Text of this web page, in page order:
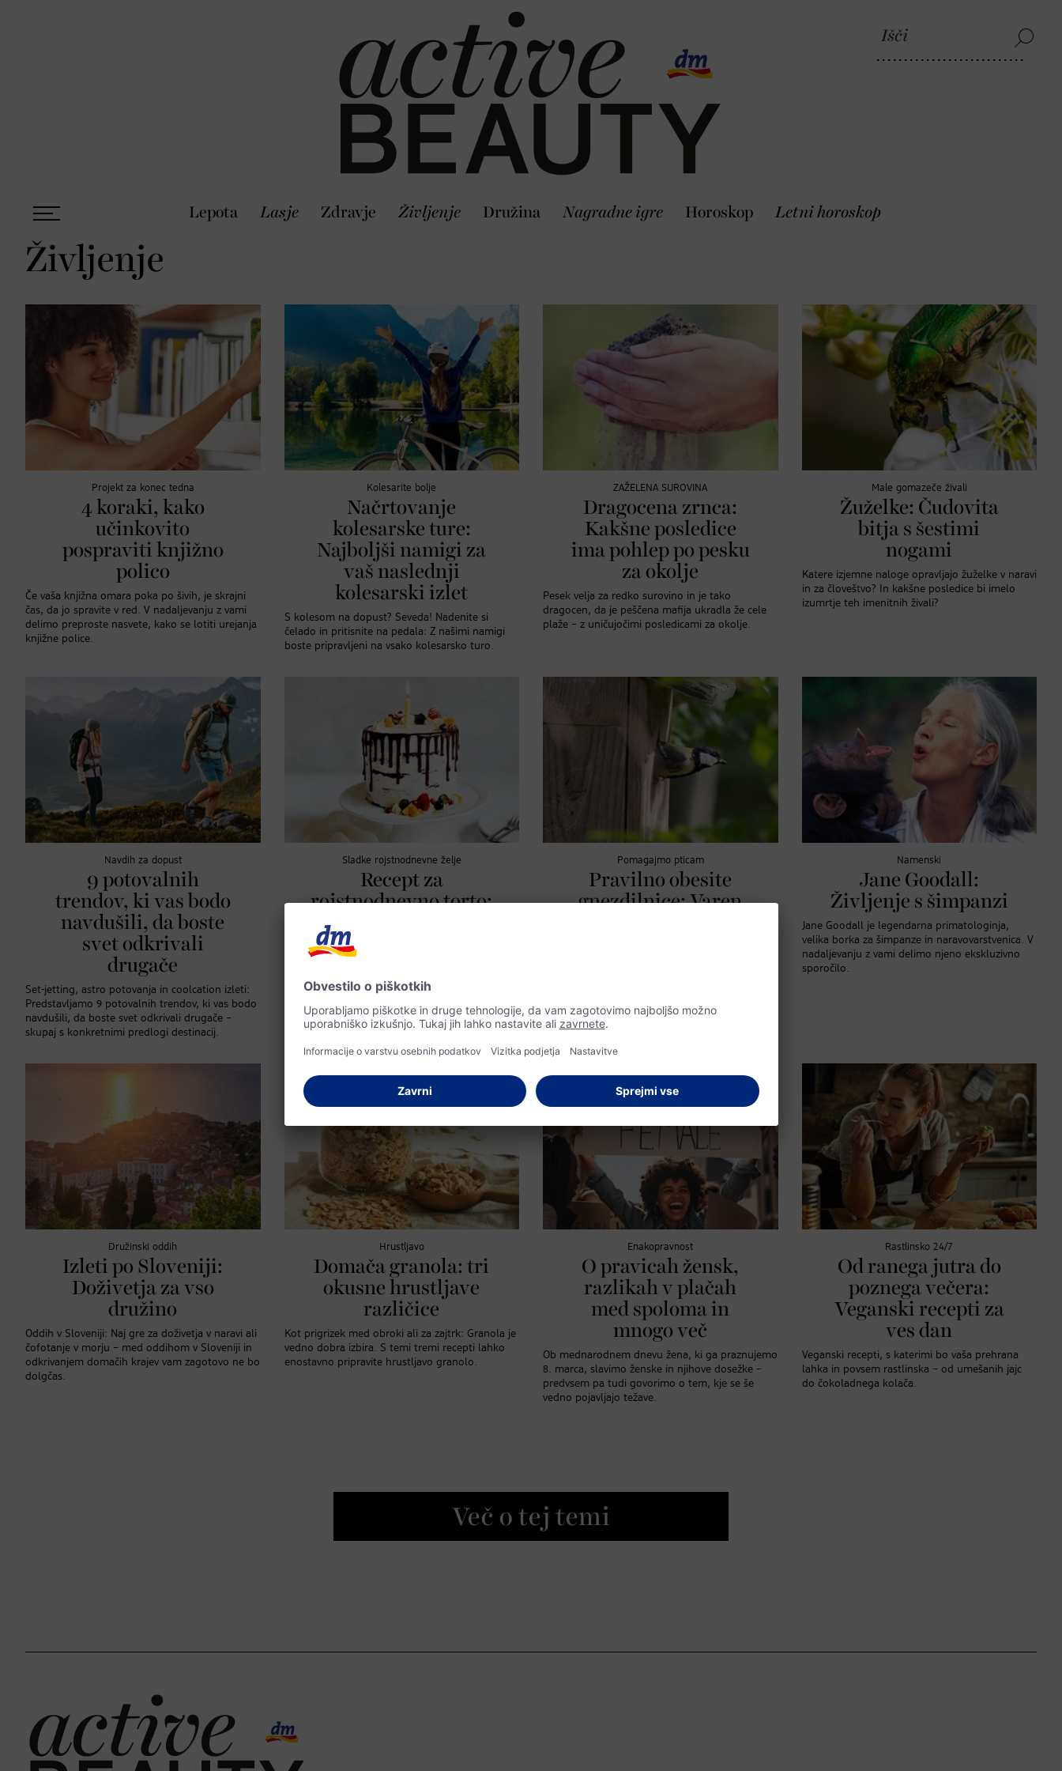
Lepota Lasje Zdravje Življenje Družina Nagradne igre Horoskop Letni horoskop
Življenje
Projekt za konec tedna
4 koraki, kako
učinkovito
pospraviti knjižno
polico
Če vaša knjižna omara poka po šivih, je skrajni
čas, da jo spravite v red. V nadaljevanju z vami
delimo preproste nasvete, kako se lotiti urejanja
knjižne police.
Kolesarite bolje
Načrtovanje
kolesarske ture:
Najboljši namigi za
vaš naslednji
kolesarski izlet
S kolesom na dopust? Seveda! Nadenite si
čelado in pritisnite na pedala: Z našimi namigi
boste pripravljeni na vsako kolesarsko turo.
ZAŽELENA SUROVINA
Dragocena zrnca:
Kakšne posledice
ima pohlep po pesku
za okolje
Pesek velja za redko surovino in je tako
dragocen, da je peščena mafija ukradla že cele
plaže – z uničujočimi posledicami za okolje.
Male gomazeče živali
Žuželke: Čudovita
bitja s šestimi
nogami
Katere izjemne naloge opravljajo žuželke v naravi
in za človeštvo? In kakšne posledice bi imelo
izumrtje teh imenitnih živali?
Navdih za dopust
9 potovalnih
trendov, ki vas bodo
navdušili, da boste
svet odkrivali
drugače
Set-jetting, astro potovanja in coolcation izleti:
Predstavljamo 9 potovalnih trendov, ki vas bodo
navdušili, da boste svet odkrivali drugače –
skupaj s konkretnimi predlogi destinacij.
Sladke rojstnodnevne želje
Recept za
rojstnodnevno torto:
Mini čokoladna torta
z limoninim
Nemška slaščičarska mojstrica Theresa Jahoda je
ekskluzivno za ACTIVE BEAUTY pripravila
poseben recept za mini tortico z „vau“ učinkom!
Pomagajmo pticam
Pravilno obesite
gnezdilnice: Varen
Namenski
Jane Goodall:
Življenje s šimpanzi
Jane Goodall je legendarna primatologinja,
velika borka za šimpanze in naravovarstvenica. V
nadaljevanju z vami delimo njeno ekskluzivno
sporočilo.
Družinski oddih
Izleti po Sloveniji:
Doživetja za vso
družino
Oddih v Sloveniji: Naj gre za doživetja v naravi ali
čofotanje v morju – med oddihom v Sloveniji in
odkrivanjem domačih krajev vam zagotovo ne bo
dolgčas.
Hrustljavo
Domača granola: tri
okusne hrustljave
različice
Kot prigrizek med obroki ali za zajtrk: Granola je
vedno dobra izbira. S temi tremi recepti lahko
enostavno pripravite hrustljavo granolo.
Enakopravnost
O pravicah žensk,
razlikah v plačah
med spoloma in
mnogo več
Ob mednarodnem dnevu žena, ki ga praznujemo
8. marca, slavimo ženske in njihove dosežke –
predvsem pa tudi govorimo o tem, kje se še
vedno pojavljajo težave.
Rastlinsko 24/7
Od ranega jutra do
poznega večera:
Veganski recepti za
ves dan
Veganski recepti, s katerimi bo vaša prehrana
lahka in povsem rastlinska – od umešanih jajc
do čokoladnega kolača.
Več o tej temi